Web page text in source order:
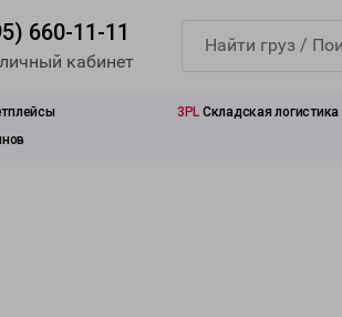
660-11-11
кабинет
3PL Складская логистика